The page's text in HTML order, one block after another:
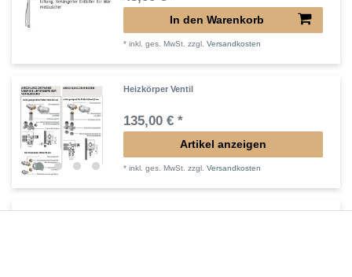
In den Warenkorb
*inkl. ges. MwSt. zzgl.Versandkosten
Heizkörper Ventil
135,00 € *
Artikel anzeigen
*inkl. ges. MwSt. zzgl.Versandkosten
Verlängertes Ventil für Heizkörper Konvektor